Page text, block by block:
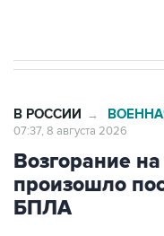
В РОССИИ →
07:37, 8 августа 2026
Возгорание
произошло
БПЛА